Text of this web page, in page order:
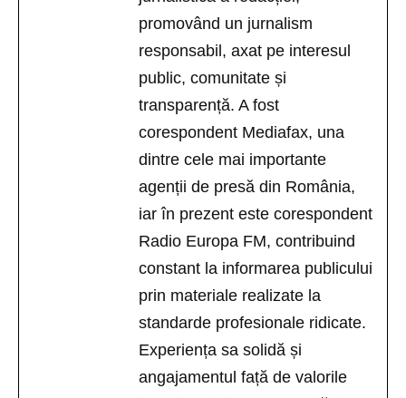
promovând un jurnalism
responsabil, axat pe interesul
public, comunitate și
transparență. A fost
corespondent Mediafax, una
dintre cele mai importante
agenții de presă din România,
iar în prezent este corespondent
Radio Europa FM, contribuind
constant la informarea publicului
prin materiale realizate la
standarde profesionale ridicate.
Experiența sa solidă și
angajamentul față de valorile